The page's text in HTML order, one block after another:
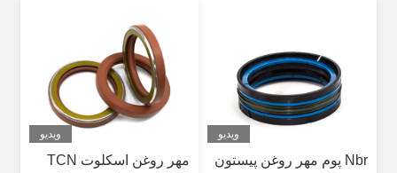
ویدیو
Nbr پوم مهر روغن پیستون
ویدیو
مهر روغن اسکلوت TCN